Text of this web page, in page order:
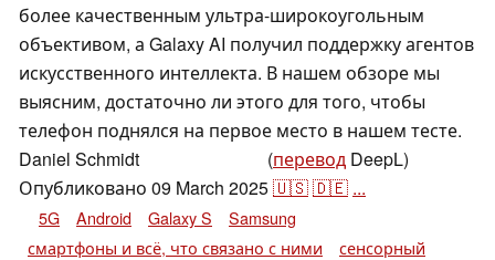
более качественным ультра-широкоугольным
объективом, а Galaxy AI получил поддержку агентов
искусственного интеллекта. В нашем обзоре мы
выясним, достаточно ли этого для того, чтобы
телефон поднялся на первое место в нашем тесте.
Daniel Schmidt
(перевод DeepL)
Опубликовано 09 March 2025🇺🇸🇩🇪 ...
5G Android Galaxy S
Samsung
смартфоны и всё, что связано с ними
сенсорный